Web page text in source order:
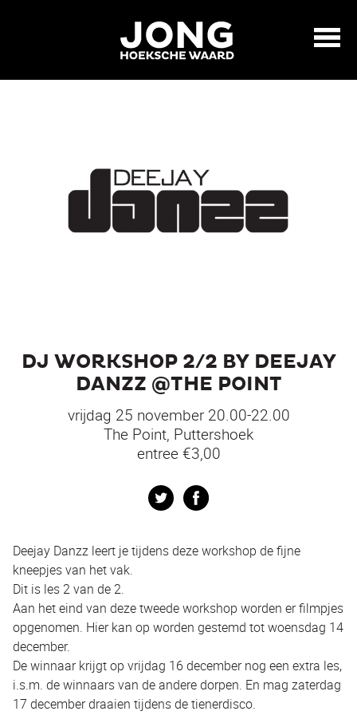
DJ WORKSHOP 2/2 BY DEEJAY
DANZZ @THE POINT
vrijdag 25 november 20.00-22.00
The Point, Puttershoek
entree €3,00
Twitter
Deejay Danzz leert je tijdens deze workshop de fijne
kneepjes van het vak.
Dit is les 2 van de 2.
Aan het eind van deze tweede workshop worden er filmpjes
opgenomen. Hier kan op worden gestemd tot woensdag 14
december.
De winnaar krijgt op vrijdag 16 december nog een extra les,
i.s.m. de winnaars van de andere dorpen. En mag zaterdag
17 december draaien tijdens de tienerdisco.